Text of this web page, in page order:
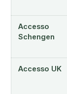
Accesso
Schengen
Accesso UK